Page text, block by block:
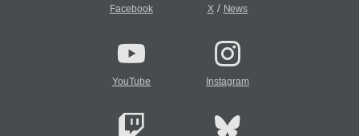
Facebook X/ News
YouTube Instagram